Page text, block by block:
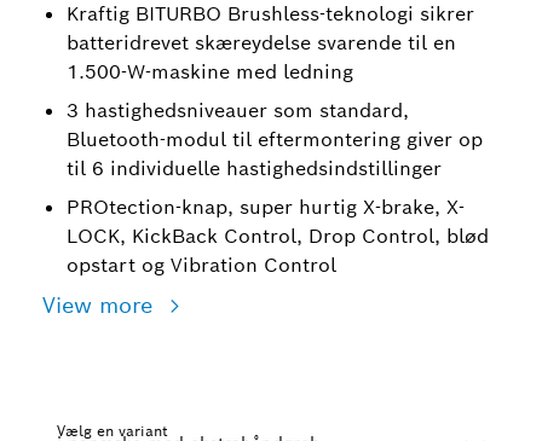
Kraftig BITURBO Brushless-teknologi sikrer
batteridrevet skæreydelse svarende til en
1.500-W-maskine med ledning
3 hastighedsniveauer som standard,
Bluetooth-modul til eftermontering giver op
til 6 individuelle hastighedsindstillinger
PROtection-knap, super hurtig X-brake, X-
LOCK, KickBack Control, Drop Control, blød
opstart og Vibration Control
View more
Vælg en variant